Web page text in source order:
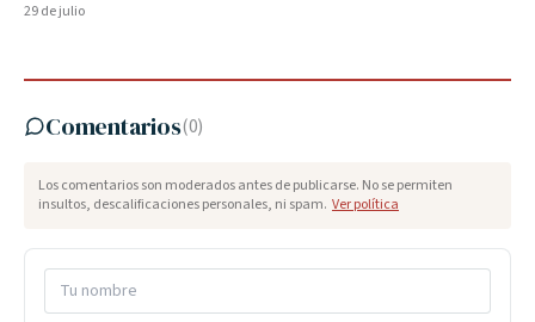
29 de julio
Comentarios(0)
Los comentarios son moderados antes de publicarse. No se permiten
insultos, descalificaciones personales, ni spam. Ver política